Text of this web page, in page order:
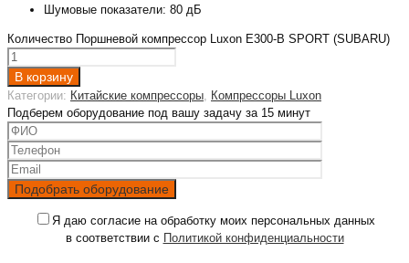
Шумовые показатели: 80 дБ
Количество Поршневой компрессор Luxon E300-B SPORT (SUBARU)
В корзину
Категории: Китайские компрессоры Компрессоры Luxon
Подберем оборудование под вашу задачу за 15 минут
Я даю согласие на обработку моих персональных данных
в соответствии с Политикой конфиденциальности